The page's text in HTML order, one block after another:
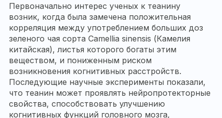
Первоначально интерес ученых к теанину
возник, когда была замечена положительная
корреляция между употреблением больших доз
зеленого чая сорта Camellia sinensis (Камелия
китайская), листья которого богаты этим
веществом, и пониженным риском
возникновения когнитивных расстройств.
Последующие научные эксперименты показали,
что теанин может проявлять нейропротекторные
свойства, способствовать улучшению
когнитивных функций головного мозга,